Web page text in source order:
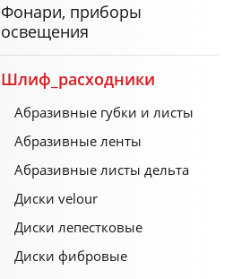
Фонари, приборы
освещения
Шлиф_расходники
Абразивные губки и листы
Абразивные ленты
Абразивные листы дельта
Диски velour
Диски лепестковые
Диски фибровые